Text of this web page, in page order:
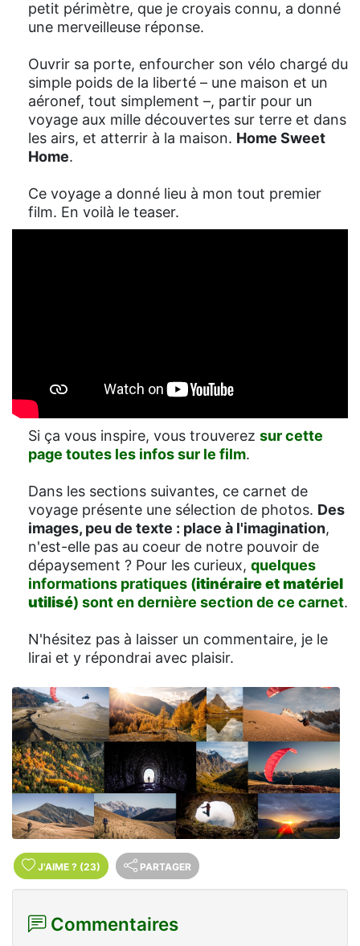
petit périmètre, que je croyais connu, a donné
une merveilleuse réponse.
Ouvrir sa porte, enfourcher son vélo chargé du
simple poids de la liberté – une maison et un
aéronef, tout simplement –, partir pour un
voyage aux mille découvertes sur terre et dans
les airs, et atterrir à la maison. Home Sweet
Home.
Ce voyage a donné lieu à mon tout premier
film. En voilà le teaser.
Si ça vous inspire, vous trouverez sur cette
page toutes les infos sur le film.
Dans les sections suivantes, ce carnet de
voyage présente une sélection de photos. Des
images, peu de texte : place à l'imagination,
n'est-elle pas au coeur de notre pouvoir de
dépaysement ? Pour les curieux, quelques
informations pratiques (itinéraire et matériel
utilisé) sont en dernière section de ce carnet.
N'hésitez pas à laisser un commentaire, je le
lirai et y répondrai avec plaisir.
J'AIME ? (23) PARTAGER
Commentaires